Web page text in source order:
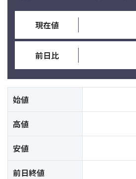
現在値
前日比
始値
高値
安値
前日終値